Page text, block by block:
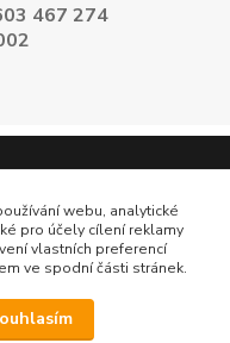
467 274
webu, analytické
pro účely cílení reklamy
vlastních preferencí
ve spodní části stránek.